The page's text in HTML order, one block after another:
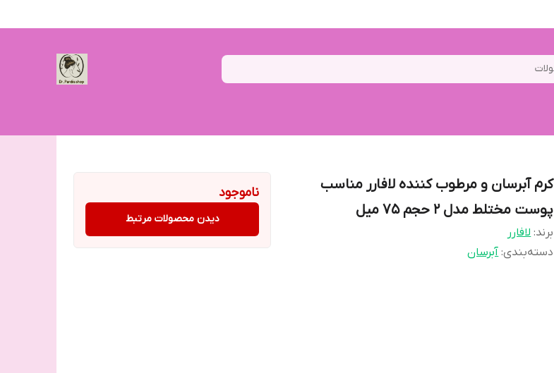
کرم آبرسان و مرطوب کننده لافارر مناسب
پوست مختلط مدل 2 حجم 75 میل
برند: لافارر
دسته‌بندی:آبرسان
ناموجود
دیدن محصولات مرتبط